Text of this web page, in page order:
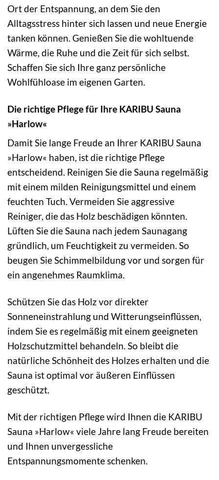
Ort der Entspannung, an dem Sie den
Alltagsstress hinter sich lassen und neue Energie
tanken können. Genießen Sie die wohltuende
Wärme, die Ruhe und die Zeit für sich selbst.
Schaffen Sie sich Ihre ganz persönliche
Wohlfühloase im eigenen Garten.
Die richtige Pflege für Ihre KARIBU Sauna
»Harlow«
Damit Sie lange Freude an Ihrer KARIBU Sauna
»Harlow« haben, ist die richtige Pflege
entscheidend. Reinigen Sie die Sauna regelmäßig
mit einem milden Reinigungsmittel und einem
feuchten Tuch. Vermeiden Sie aggressive
Reiniger, die das Holz beschädigen könnten.
Lüften Sie die Sauna nach jedem Saunagang
gründlich, um Feuchtigkeit zu vermeiden. So
beugen Sie Schimmelbildung vor und sorgen für
ein angenehmes Raumklima.
Schützen Sie das Holz vor direkter
Sonneneinstrahlung und Witterungseinflüssen,
indem Sie es regelmäßig mit einem geeigneten
Holzschutzmittel behandeln. So bleibt die
natürliche Schönheit des Holzes erhalten und die
Sauna ist optimal vor äußeren Einflüssen
geschützt.
Mit der richtigen Pflege wird Ihnen die KARIBU
Sauna »Harlow« viele Jahre lang Freude bereiten
und Ihnen unvergessliche
Entspannungsmomente schenken.